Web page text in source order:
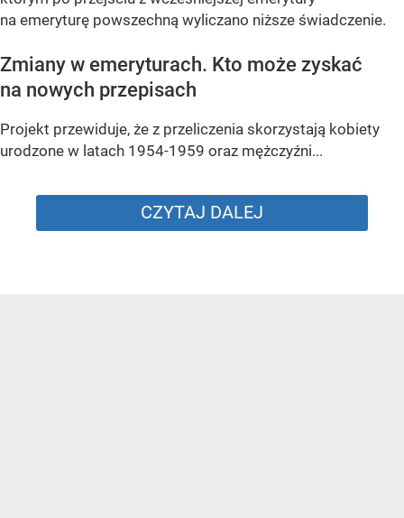
na emeryturę powszechną wyliczano niższe świadczenie.
Zmiany w emeryturach. Kto może zyskać
na nowych przepisach
Projekt przewiduje, że z przeliczenia skorzystają kobiety
urodzone w latach 1954-1959 oraz mężczyźni...
CZYTAJ DALEJ